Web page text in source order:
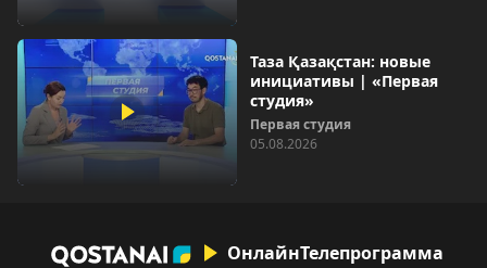
Таза Қазақстан: новые
инициативы | «Первая
студия»
Первая студия
05.08.2026
ОнлайнТелепрограмма